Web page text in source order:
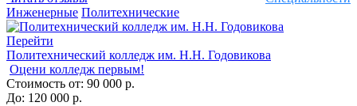
Инженерные Политехнические
Перейти
Политехнический колледж им. Н.Н. Годовикова
Оцени колледж первым!
Стоимость от: 90 000 р.
До: 120 000 р.